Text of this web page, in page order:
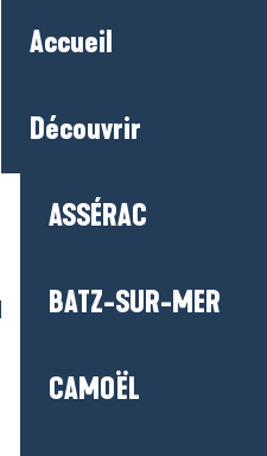
Accueil
Découvrir
ASSÉRAC
BATZ-SUR-MER
CAMOËL
favoris
Baule – Presqu’ile de